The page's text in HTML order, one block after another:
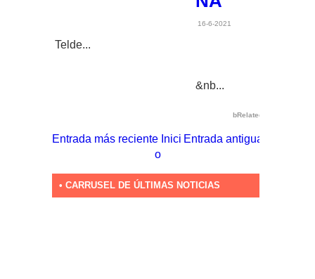
Telde...
16-6-2021
&nb...
bRelated
Entrada más reciente Entrada antigua
Inici
o
• CARRUSEL DE ÚLTIMAS NOTICIAS